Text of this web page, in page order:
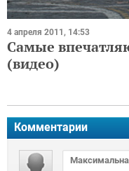
4 апреля 2011, 14:53
Самые
(видео)
Комментарии